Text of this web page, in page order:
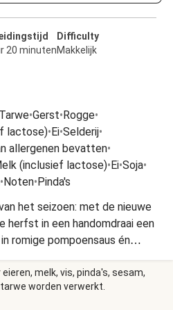
20 minuten
Difficulty
Makkelijk
Tarwe•Gerst•Rogge•
lactose)•Ei•Selderij•
allergenen bevatten•
(inclusief lactose)•Ei•Soja•
•Noten•Pinda's
het seizoen: met de nieuwe
herfst in een handomdraai een
romige pompoensaus én
lekker en een overvloed
melk, vis, pinda's, sesam,
worden verwerkt.